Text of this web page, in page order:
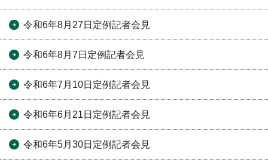
令和6年8月27日定例記者会見
令和6年8月7日定例記者会見
令和6年7月10日定例記者会見
令和6年6月21日定例記者会見
令和6年5月30日定例記者会見